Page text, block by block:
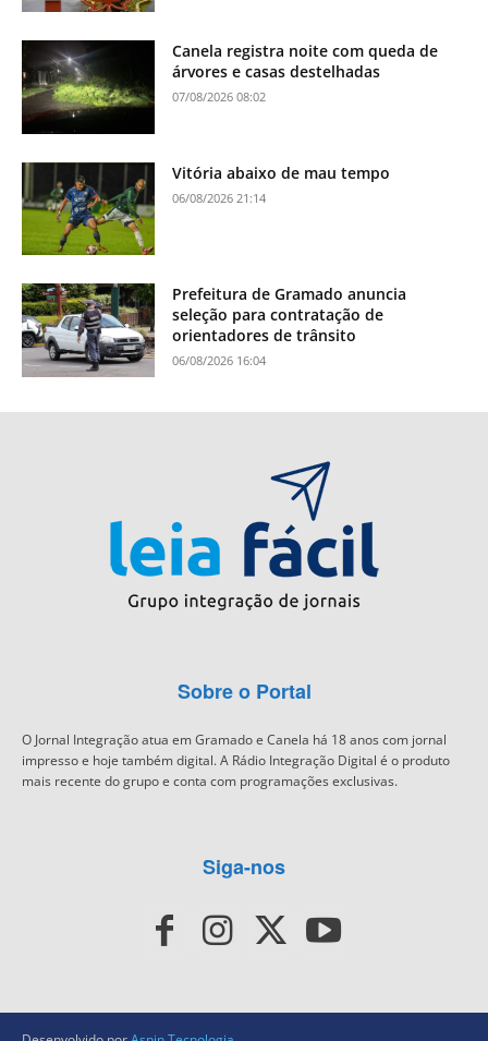
Canela registra noite com queda de
árvores e casas destelhadas
07/08/2026 08:02
Vitória abaixo de mau tempo
06/08/2026 21:14
Prefeitura de Gramado anuncia
seleção para contratação de
orientadores de trânsito
06/08/2026 16:04
Sobre o Portal
O Jornal Integração atua em Gramado e Canela há 18 anos com jornal
impresso e hoje também digital. A Rádio Integração Digital é o produto
mais recente do grupo e conta com programações exclusivas.
Siga-nos